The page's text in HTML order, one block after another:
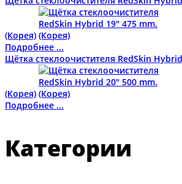
(Корея)
Подробнее ...
Щётка стеклоочистителя RedSkin
(Корея)
Подробнее ...
Категории